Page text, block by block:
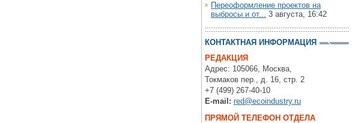
Переоформление проектов на
выбросы и от... 3 августа, 16:42
КОНТАКТНАЯ ИНФОРМАЦИЯ
РЕДАКЦИЯ
Адрес: 105066, Москва,
Токмаков пер., д. 16, стр. 2
+7 (499) 267-40-10
E-mail: red@ecoindustry.ru
ПРЯМОЙ ТЕЛЕФОН ОТДЕЛА